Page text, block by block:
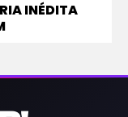
INÉDITA